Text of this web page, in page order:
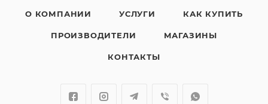
О КОМПАНИИ УСЛУГИ КАК КУПИТЬ
ПРОИЗВОДИТЕЛИ МАГАЗИНЫ
КОНТАКТЫ